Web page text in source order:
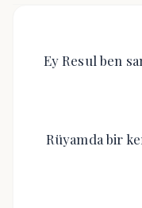
Ey Resul ben
Rüyamda bir